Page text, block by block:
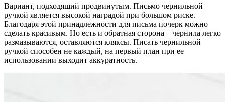
Вариант, подходящий продвинутым. Письмо чернильной
ручкой является высокой наградой при большом риске.
Благодаря этой принадлежности для письма почерк можно
сделать красивым. Но есть и обратная сторона – чернила легко
размазываются, оставляются кляксы. Писать чернильной
ручкой способен не каждый, на первый план при ее
использовании выходит аккуратность.